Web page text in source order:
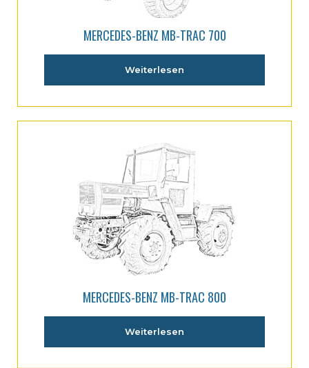
MERCEDES-BENZ MB-TRAC 700
Weiterlesen
MERCEDES-BENZ MB-TRAC 800
Weiterlesen